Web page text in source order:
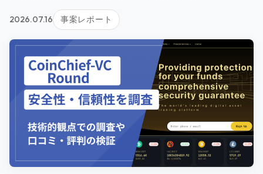
2026.07.16 事案レポート